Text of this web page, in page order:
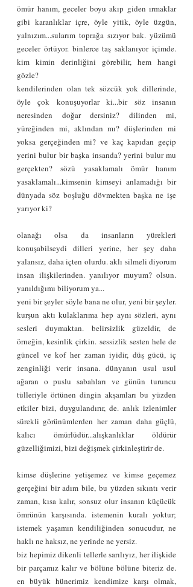
ömür hanım, geceler boyu akıp giden ırmaklar
gibi karanlıklar içre, öyle yitik, öyle üzgün,
yalnızım...sularım toprağa sızıyor bak. yüzümü
geceler örtüyor. binlerce taş saklanıyor içimde.
kim kimin derinliğini görebilir, hem hangi
gözle?
kendilerinden olan tek sözcük yok dillerinde,
öyle çok konuşuyorlar ki...bir söz insanın
neresinden doğar dersiniz? dilinden mi,
yüreğinden mi, aklından mı? düşlerinden mi
yoksa gerçeğinden mi? ve kaç kapıdan geçip
yerini bulur bir başka insanda? yerini bulur mu
gerçekten? sözü yasaklamalı ömür hanım
yasaklamalı...kimsenin kimseyi anlamadığı bir
dünyada söz boşluğu dövmekten başka ne işe
yarıyor ki?
olanağı olsa da insanların yürekleri
konuşabilseydi dilleri yerine, her şey daha
yalansız, daha içten olurdu. aklı silmeli diyorum
insan ilişkilerinden. yanılıyor muyum? olsun.
yanıldığımı biliyorum ya...
yeni bir şeyler söyle bana ne olur, yeni bir şeyler.
kurşun aktı kulaklarıma hep aynı sözleri, aynı
sesleri duymaktan. belirsizlik güzeldir, de
örneğin, kesinlik çirkin. sessizlik sesten hele de
güncel ve kof her zaman iyidir, düş gücü, iç
zenginliği verir insana. dünyanın usul usul
ağaran o puslu sabahları ve günün turuncu
tülleriyle örtünen dingin akşamları bu yüzden
etkiler bizi, duygulandırır, de. anlık izlenimler
sürekli görünümlerden her zaman daha güçlü,
kalıcı ömürlüdür...alışkanlıklar öldürür
güzelliğimizi, bizi değişmek çirkinleştirir de.
kimse düşlerine yetişemez ve kimse geçemez
gerçeğini bir adım bile, bu yüzden sıkıntı verir
zaman, kısa kalır, sonsuz olur insanın küçücük
ömrünün karşısında. istemenin kuralı yoktur;
istemek yaşamın kendiliğinden sonucudur, ne
haklı ne haksız, ne yerinde ne yersiz.
biz hepimiz dikenli tellerle sarılıyız, her ilişkide
bir parçamız kalır ve bölüne bölüne biteriz de.
en büyük hünerimiz kendimize karşı olmak,